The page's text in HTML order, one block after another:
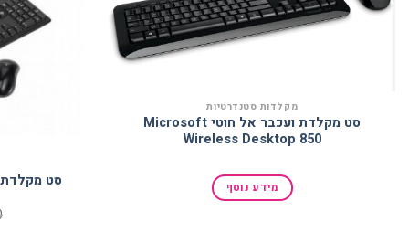
למועדפים
מקלדות סטנדרטיות
סט מקלדת ועכבר אל חוטי Microsoft
Wireless Desktop 850
מידע נוסף